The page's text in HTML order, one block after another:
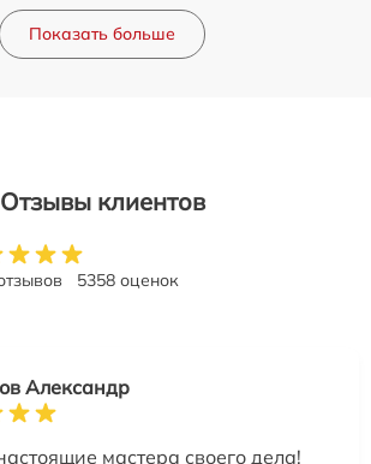
Показать больше
Отзывы клиентов
5358 оценок
Александр
мастера своего дела!